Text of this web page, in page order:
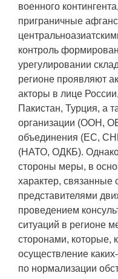
военного
приграничные
контроль
урегулировании
регионе проявляют
акторы в лице
Пакистан, Турция, а
организации (ООН,
объединения (ЕС,
(НАТО, ОДКБ).
стороны меры, в
характер, связанные
представителями
проведением
ситуаций в регионе
сторонами, которые,
осуществление
по нормализации